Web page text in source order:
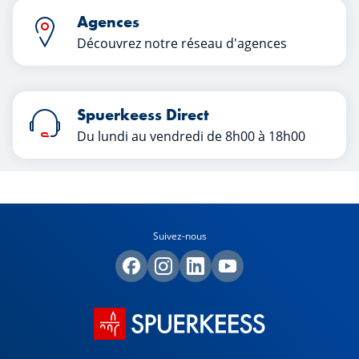
Agences
Découvrez notre réseau d'agences
Spuerkeess Direct
Du lundi au vendredi de 8h00 à 18h00
Suivez-nous